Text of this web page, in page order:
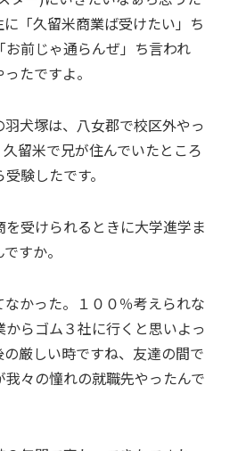
「久留米商業ば受けたい」ち
お前じゃ通らんぜ」ち言われ
たですよ。
犬塚は、八女郡で校区外やっ
留米で兄が住んでいたところ
験したです。
受けられるときに大学進学ま
すか。
かった。１００％考えられな
らゴム３社に行くと思いよっ
厳しい時ですね、友達の間で
々の憧れの就職先やったんで